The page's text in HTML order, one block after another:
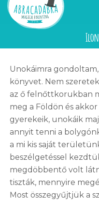
Unokáimra
könyvet. Nem
az ő felnőttkorukban
meg a Földön és
gyerekeik, unokáik
annyit tenni a
a mi kis saját
beszélgetéssel
megdöbbentő volt
tiszták, mennyire
Most összegyűjtjük a